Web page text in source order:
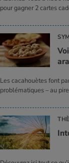
pour gagner 2 cartes
Les cacahouètes font
problématiques – au